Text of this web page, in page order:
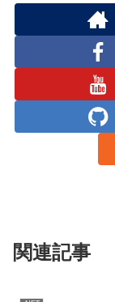
関連記事